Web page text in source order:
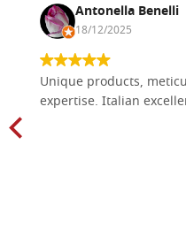
Antonella Benelli
18/12/2025
Unique products,
expertise. Italian